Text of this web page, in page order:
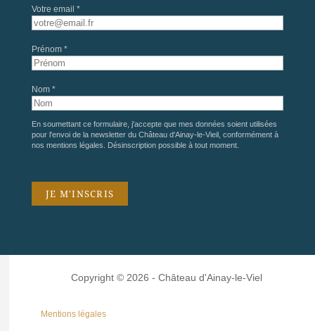
Votre email *
Prénom *
Nom *
En soumettant ce formulaire, j'accepte que mes données soient utilisées
pour l'envoi de la newsletter du Château d'Ainay-le-Vieil, conformément à
nos mentions légales . Désinscription possible à tout moment.
Copyright © 2026 - Château d'Ainay-le-Viel
Mentions légales